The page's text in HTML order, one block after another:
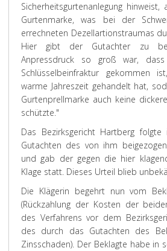
Sicherheitsgurtenanlegung
Gurtenmarke, was bei der
errechneten Dezellartionstraumas
Hier gibt der Gutachter zu
Anpressdruck so groß war,
Schlüsselbeinfraktur gekommen
warme Jahreszeit gehandelt hat,
Gurtenprellmarke auch keine
schützte."
Das Bezirksgericht Hartberg
Gutachten des von ihm
und gab der gegen die hier
Klage statt. Dieses Urteil blieb
Die Klägerin begehrt nun vom
(Rückzahlung der Kosten der
des Verfahrens vor dem
des durch das Gutachten des
Zinsschaden). Der Beklagte habe in